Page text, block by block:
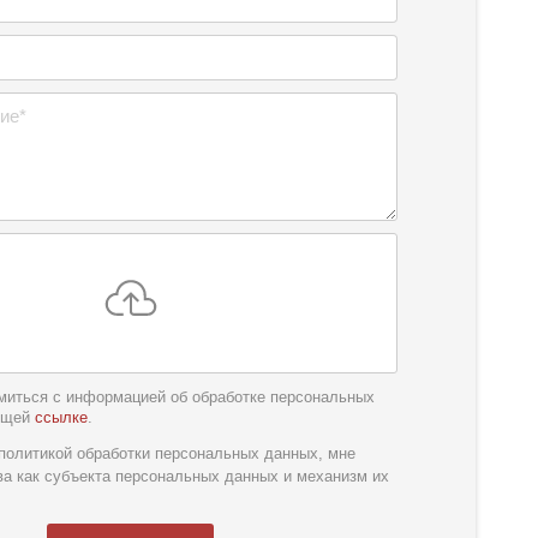
с информацией об обработке персональных
ссылке.
*
обработки персональных данных, мне
как субъекта персональных данных и механизм их